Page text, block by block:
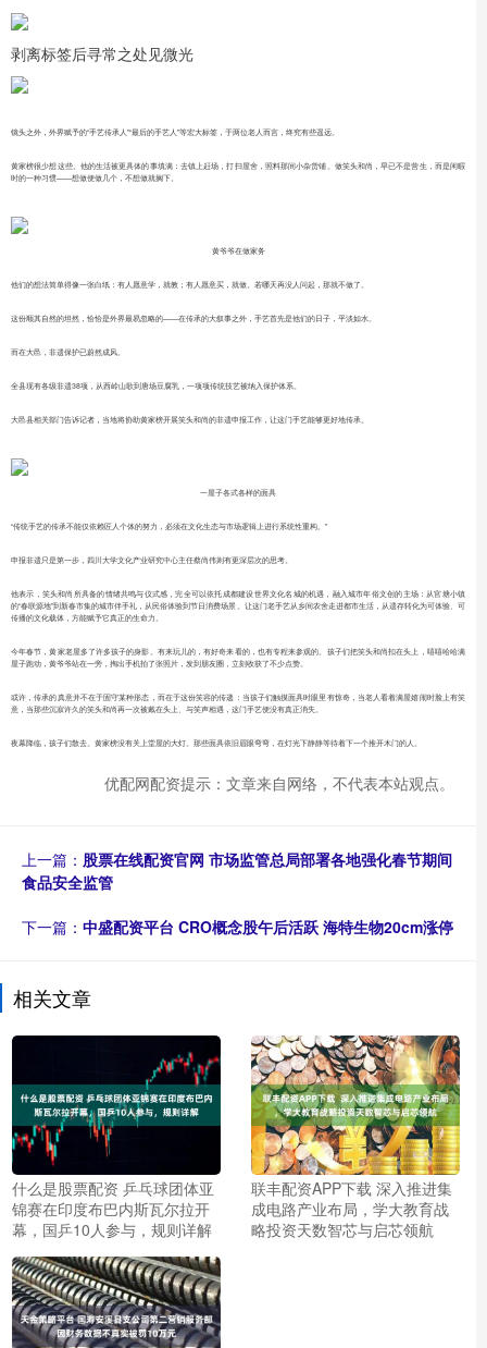
剥离标签后寻常之处见微光
镜头之外，外界赋予的“手艺传承人”“最后的手艺人”等宏大标签，于两位老人而言，终究有些遥远。
黄家榜很少想这些。他的生活被更具体的事填满：去镇上赶场，打扫屋舍，照料那间小杂货铺。做笑头和尚，早已不是营生，而是闲暇
时的一种习惯——想做便做几个，不想做就搁下。
黄爷爷在做家务
他们的想法简单得像一张白纸：有人愿意学，就教；有人愿意买，就做。若哪天再没人问起，那就不做了。
这份顺其自然的坦然，恰恰是外界最易忽略的——在传承的大叙事之外，手艺首先是他们的日子，平淡如水。
而在大邑，非遗保护已蔚然成风。
全县现有各级非遗38项，从西岭山歌到唐场豆腐乳，一项项传统技艺被纳入保护体系。
大邑县相关部门告诉记者，当地将协助黄家榜开展笑头和尚的非遗申报工作，让这门手艺能够更好地传承。
一屋子各式各样的面具
“传统手艺的传承不能仅依赖匠人个体的努力，必须在文化生态与市场逻辑上进行系统性重构。”
申报非遗只是第一步，四川大学文化产业研究中心主任蔡尚伟则有更深层次的思考。
他表示，笑头和尚所具备的情绪共鸣与仪式感，完全可以依托成都建设世界文化名城的机遇，融入城市年俗文创的主场：从官塘小镇
的“春联源地”到新春市集的城市伴手礼，从民俗体验到节日消费场景。让这门老手艺从乡间农舍走进都市生活，从遗存转化为可体验、可
传播的文化载体，方能赋予它真正的生命力。
今年春节，黄家老屋多了许多孩子的身影。有来玩儿的，有好奇来看的，也有专程来参观的。孩子们把笑头和尚扣在头上，嘻嘻哈哈满
屋子跑动，黄爷爷站在一旁，掏出手机拍了张照片，发到朋友圈，立刻收获了不少点赞。
或许，传承的真意并不在于固守某种形态，而在于这份笑容的传递：当孩子们触摸面具时眼里有惊奇，当老人看着满屋嬉闹时脸上有笑
意，当那些沉寂许久的笑头和尚再一次被戴在头上、与笑声相遇，这门手艺便没有真正消失。
夜幕降临，孩子们散去。黄家榜没有关上堂屋的大灯。那些面具依旧眉眼弯弯，在灯光下静静等待着下一个推开木门的人。
优配网配资提示：文章来自网络，不代表本站观点。
上一篇： 股票在线配资官网 市场监管总局部署各地强化春节期间
食品安全监管
下一篇： 中盛配资平台 CRO概念股午后活跃 海特生物20cm涨停
相关文章
什么是股票配资 乒乓球团体亚
锦赛在印度布巴内斯瓦尔拉开
幕，国乒10人参与，规则详解
联丰配资APP下载 深入推进集
成电路产业布局，学大教育战
略投资天数智芯与启芯领航